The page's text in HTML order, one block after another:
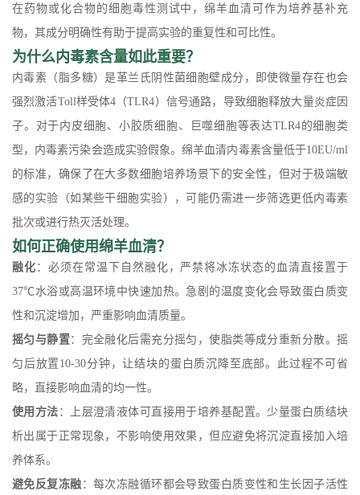
在药物或化合物的细胞毒性测试中，绵羊血清可作为培养基补充
物，其成分明确性有助于提高实验的重复性和可比性。
为什么内毒素含量如此重要？
内毒素（脂多糖）是革兰氏阴性菌细胞壁成分，即使微量存在也会
强烈激活Toll样受体4（TLR4）信号通路，导致细胞释放大量炎症因
子。对于内皮细胞、小胶质细胞、巨噬细胞等表达TLR4的细胞类
型，内毒素污染会造成实验假象。绵羊血清内毒素含量低于10EU/ml
的标准，确保了在大多数细胞培养场景下的安全性，但对于极端敏
感的实验（如某些干细胞实验），可能仍需进一步筛选更低内毒素
批次或进行热灭活处理。
如何正确使用绵羊血清？
融化 ：必须在常温下自然融化，严禁将冰冻状态的血清直接置于
37℃水浴或高温环境中快速加热。急剧的温度变化会导致蛋白质变
性和沉淀增加，严重影响血清质量。
摇匀与静置：完全融化后需充分摇匀，使脂类等成分重新分散。摇
匀后放置10-30分钟，让结块的蛋白质沉降至底部。此过程不可省
略，直接影响血清的均一性。
使用方法 ：上层澄清液体可直接用于培养基配置。少量蛋白质结块
析出属于正常现象，不影响使用效果，但应避免将沉淀直接加入培
养体系。
避免反复冻融 ：每次冻融循环都会导致蛋白质变性和生长因子活性